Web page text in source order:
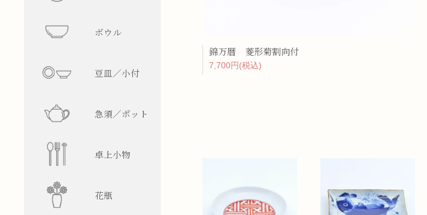
錦万暦 菱形菊割向付
7,700円(税込)
ボウル
豆皿／小付
急須／ポット
卓上小物
花瓶